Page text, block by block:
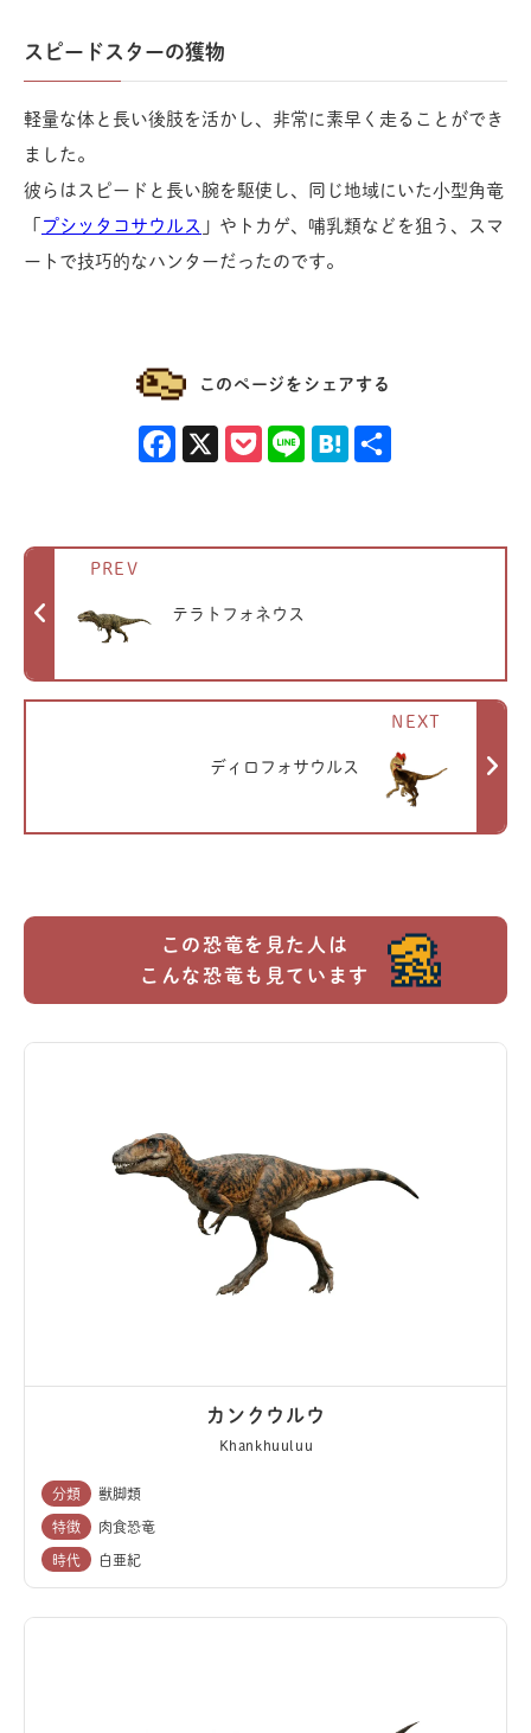
スピードスターの獲物
軽量な体と長い後肢を活かし、非常に素早く走ることができ
ました。
彼らはスピードと長い腕を駆使し、同じ地域にいた小型角竜
プシッタコサウルス 」やトカゲ、哺乳類などを狙う、スマ
ートで技巧的なハンターだったのです。
このページをシェアする
Facebook Pocket Line Hatena
PREV
テラトフォネウス
ディロフォサウルス
NEXT
この恐竜を見た人は
こんな恐竜も見ています
カンクウルウ
Khankhuuluu
分類 獣脚類
特徴 肉食恐竜
時代 白亜紀